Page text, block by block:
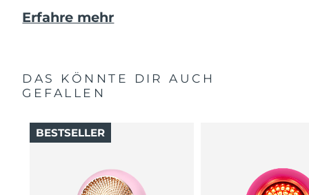
Erfahre mehr
DAS KÖNNTE DIR AUCH
GEFALLEN
BESTSELLER